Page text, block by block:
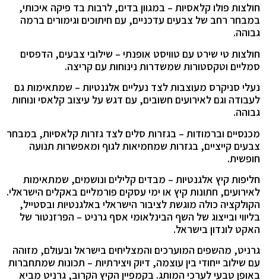
חולצות פולו קלאסיות – במגוון בדים, לרבות בד פיקה איכותי,
במבחר רחב של צבעים עדכניים, עם חיתוכים וגימורים ברמה
גבוהה.
חולצות טי שירט עם טוויסט אופנתי – שילובי צבעים, הדפסים
סמליים וטקסטורות שמשדרות נינוחות עם קריצה.
נעלי סניקרס מעוצבות לצד נעליים אלגנטיות – שמתאימות גם
לעבודה וגם לאירועים חשובים, עם דגש על עיצוב קלאסי ונוחות
גבוהה.
מכנסיים וברמודות – בגזרות סלים לצד גזרות קלאסיות, במבחר
צבעים קייציים, בגזרות שמחמיאות לגוף ומאפשרות תנועה
חופשית.
חליפות קיץ אלגנטיות – מבדים קלילים ונושמים, שמתאימות
לאירועים, חתונות קיץ או ימי עסקים פורמליים באקלים הישראלי.
הקולקציה כולה מוגשת לציבור הישראלי באלגנטיות ובסטייל,
בליווי ובייצוג של השף הבינלאומי אסף גרניט – הפרזנטור של
האקט לונדון בישראל.
גרניט, מהשפים המוערכים והמצליחים בישראל ובעולם, מזוהה
עם שילוב ייחודי בין עוצמה, דיוק ויצירתיות – תכונות שמתחברות
באופן טבעי לערכי המותג. בקמפיין הקיץ הקרוב, גרניט מביא